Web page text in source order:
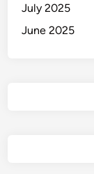
July 2025
June 2025